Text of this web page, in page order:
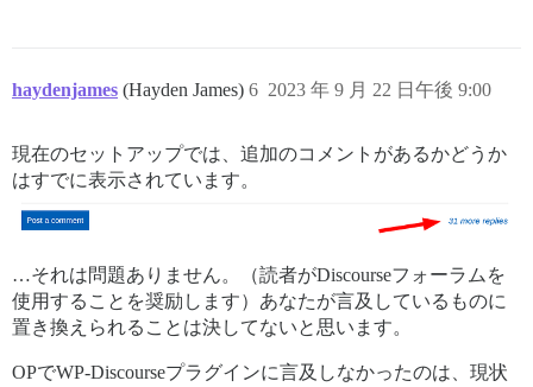
haydenjames (Hayden James) 2023 年 9 月 22 日午後 9:00
6
現在のセットアップでは、追加のコメントがあるかどうか
はすでに表示されています。
…それは問題ありません。（読者がDiscourseフォーラムを
使用することを奨励します）あなたが言及しているものに
置き換えられることは決してないと思います。
OPでWP-Discourseプラグインに言及しなかったのは、現状